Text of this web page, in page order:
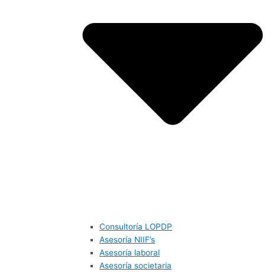
Consultoría LOPDP
Asesoría NIIF’s
Asesoría laboral
Asesoría societaria